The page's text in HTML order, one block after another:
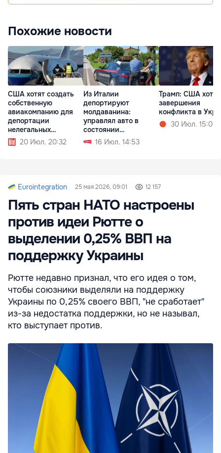
Похожие новости
США хотят создать
собственную
авиакомпанию для
депортации
нелегальных
мигрантов
20 Июл. 20:32
Из Италии
депортируют
молдаванина:
управлял авто в
состоянии
алкогольного
опьянения
16 Июл. 14:53
Трамп: США хотят
завершения
конфликта в
30 Июл. 15:08
Eurointegration 25 мая 2026, 09:01 12 157
Пять стран НАТО настроены
против идеи Рютте о
выделении 0,25% ВВП на
поддержку Украины
Рютте недавно признал, что его идея о том,
чтобы союзники выделяли на поддержку
Украины по 0,25% своего ВВП, "не сработает"
из-за недостатка поддержки, но не называл,
кто выступает против.